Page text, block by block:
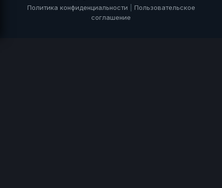
Политика конфиденциальности
Пользовательское
соглашение